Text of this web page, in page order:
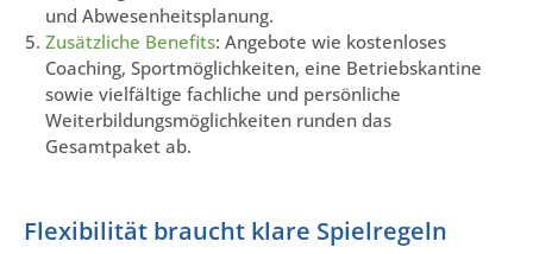
und Abwesenheitsplanung.
Zusätzliche Benefits: Angebote wie kostenloses
Coaching, Sportmöglichkeiten, eine Betriebskantine
sowie vielfältige fachliche und persönliche
Weiterbildungsmöglichkeiten runden das
Gesamtpaket ab.
Flexibilität braucht klare Spielregeln